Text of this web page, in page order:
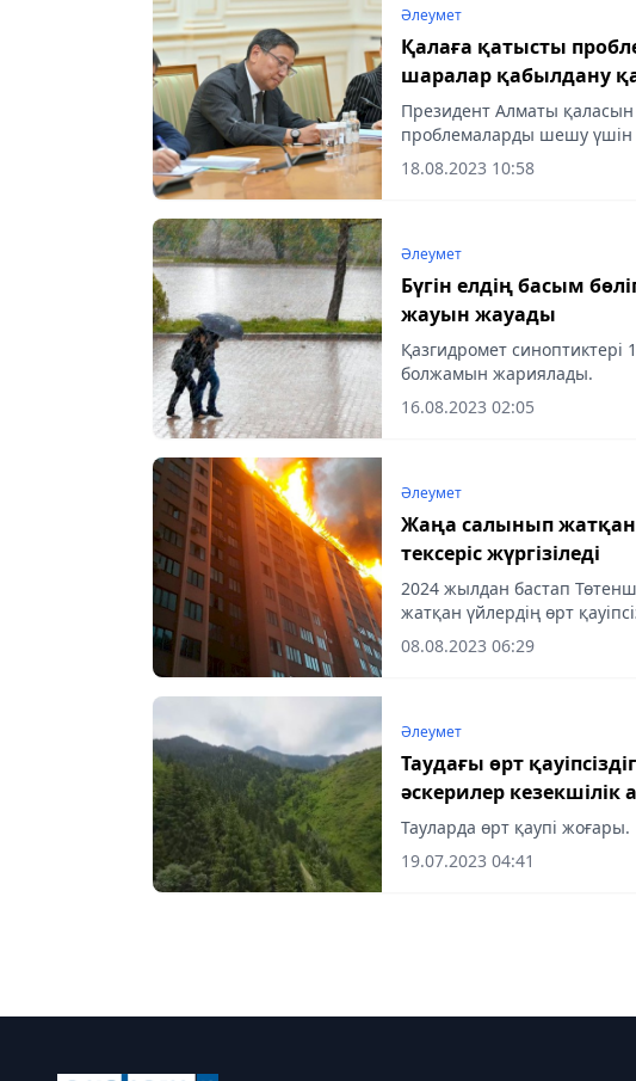
Әлеумет
Қалаға қатысты
шаралар қабылдану
Президент Алматы қаласын
проблемаларды шешу үшін
айтты.
18.08.2023 10:58
Әлеумет
Бүгін елдің басым
жауын жауады
Қазгидромет синоптиктері
болжамын жариялады.
16.08.2023 02:05
Әлеумет
Жаңа салынып жатқан
тексеріс жүргізіледі
2024 жылдан бастап
жатқан үйлердің өрт
08.08.2023 06:29
Әлеумет
Таудағы өрт
әскерилер кезекшілік
Тауларда өрт қаупі жоғары.
19.07.2023 04:41